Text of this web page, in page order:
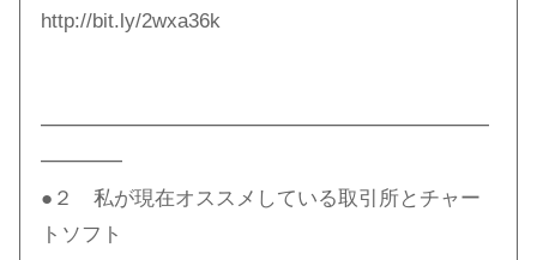
http://bit.ly/2wxa36k​
━━━━━━━━━━━━━━━━━━━━━━
━━━━
●２ 私が現在オススメしている取引所とチャー
トソフト